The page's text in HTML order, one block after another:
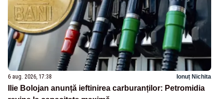
6 aug. 2026, 17:38 Ionuț Nichita
Ilie Bolojan anunță ieftinirea carburanților: Petromidia